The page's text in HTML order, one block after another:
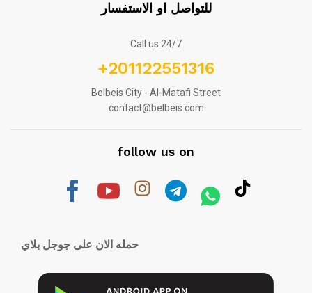
للتواصل او الاستفسار
Call us 24/7
+201122551316
Belbeis City - Al-Matafi Street
contact@belbeis.com
follow us on
حمله الان على جوجل بلاي